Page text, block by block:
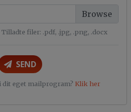
filer: .pdf, .jpg, .png, .docx
SEND
dit eget mailprogram? Klik her